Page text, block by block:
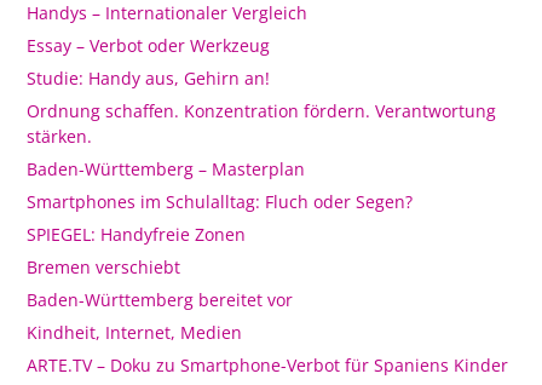
Handys – Internationaler Vergleich
Essay – Verbot oder Werkzeug
Studie: Handy aus, Gehirn an!
Ordnung schaffen. Konzentration fördern. Verantwortung
stärken.
Baden-Württemberg – Masterplan
Smartphones im Schulalltag: Fluch oder Segen?
SPIEGEL: Handyfreie Zonen
Bremen verschiebt
Baden-Württemberg bereitet vor
Kindheit, Internet, Medien
ARTE.TV – Doku zu Smartphone-Verbot für Spaniens Kinder